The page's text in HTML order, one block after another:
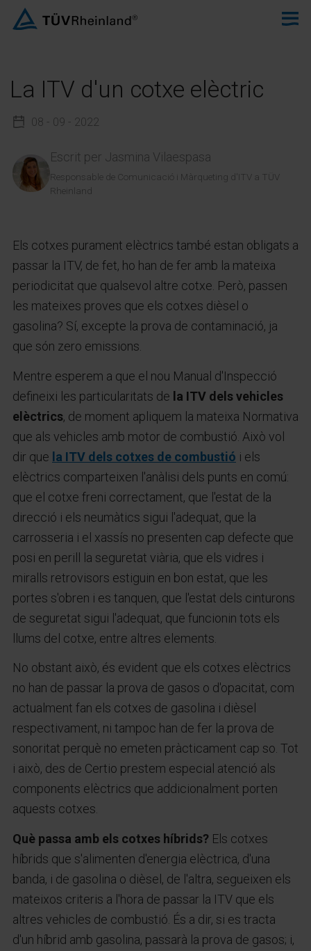
La ITV d'un cotxe elèctric
08 - 09 - 2022
Escrit per Jasmina Vilaespasa
Responsable de Comunicació i Màrqueting d'ITV a TÜV
Rheinland
Els cotxes purament elèctrics també estan obligats a
passar la ITV, de fet, ho han de fer amb la mateixa
periodicitat que qualsevol altre cotxe. Però, passen
les mateixes proves que els cotxes dièsel o
gasolina? Sí, excepte la prova de contaminació, ja
que són zero emissions.
Mentre esperem a que el nou Manual d'Inspecció
defineixi les particularitats de la ITV dels vehicles
elèctrics, de moment apliquem la mateixa Normativa
que als vehicles amb motor de combustió. Això vol
dir que la ITV dels cotxes de combustió i els
elèctrics comparteixen l'anàlisi dels punts en comú:
que el cotxe freni correctament, que l'estat de la
direcció i els neumàtics sigui l'adequat, que la
carrosseria i el xassís no presenten cap defecte que
posi en perill la seguretat viària, que els vidres i
miralls retrovisors estiguin en bon estat, que les
portes s'obren i es tanquen, que l'estat dels cinturons
de seguretat sigui l'adequat, que funcionin tots els
llums del cotxe, entre altres elements.
No obstant això, és evident que els cotxes elèctrics
no han de passar la prova de gasos o d'opacitat, com
actualment fan els cotxes de gasolina i dièsel
respectivament, ni tampoc han de fer la prova de
sonoritat perquè no emeten pràcticament cap so. Tot
i això, des de Certio prestem especial atenció als
components elèctrics que addicionalment porten
aquests cotxes.
Què passa amb els cotxes híbrids? Els cotxes
híbrids que s'alimenten d'energia elèctrica, d'una
banda, i de gasolina o dièsel, de l'altra, segueixen els
mateixos criteris a l'hora de passar la ITV que els
altres vehicles de combustió. És a dir, si es tracta
d'un híbrid amb gasolina, passarà la prova de gasos; i,